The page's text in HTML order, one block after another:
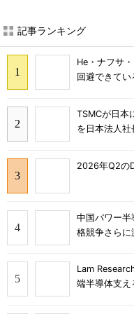
記事ランキング
He・ナフサ
回避できてい
TSMCが日本
を日本法人社
2026年Q2の
中国パワー
格競争さらに
Lam
端半導体支え